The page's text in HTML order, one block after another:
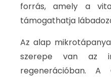
forrás, amely a
támogathatja
Az alap
szerepe van az
regenerációban.